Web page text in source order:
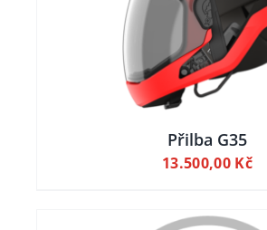
Přilba G35
13.500,00 Kč